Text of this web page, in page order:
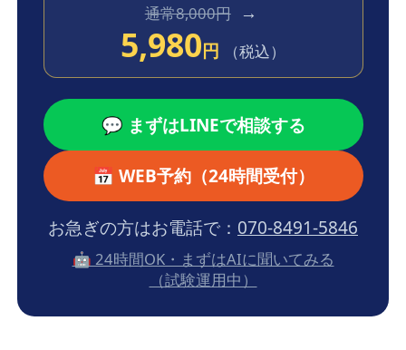
通常8,000円 →
5,980円 （税込）
💬 まずはLINEで相談する
📅 WEB予約（24時間受付）
お急ぎの方はお電話で： 070-8491-5846
🤖 24時間OK・まずはAIに聞いてみる
（試験運用中）